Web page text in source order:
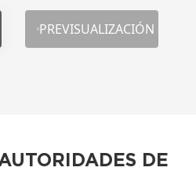
PREVISUALIZACIÓN
DE